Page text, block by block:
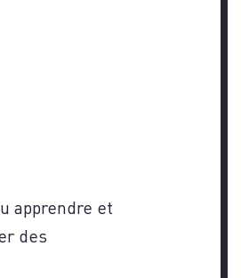
apprendre et
des